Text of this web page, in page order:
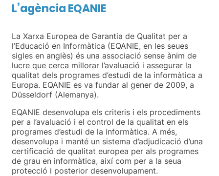
L’agència EQANIE
La Xarxa Europea de Garantia de Qualitat per a
l’Educació en Informàtica (EQANIE, en les seues
sigles en anglès) és una associació sense ànim de
lucre que cerca millorar l’avaluació i assegurar la
qualitat dels programes d’estudi de la informàtica a
Europa. EQANIE es va fundar al gener de 2009, a
Düsseldorf (Alemanya).
EQANIE desenvolupa els criteris i els procediments
per a l’avaluació i el control de la qualitat en els
programes d’estudi de la informàtica. A més,
desenvolupa i manté un sistema d’adjudicació d’una
certificació de qualitat europea per als programes
de grau en informàtica, així com per a la seua
protecció i posterior desenvolupament.